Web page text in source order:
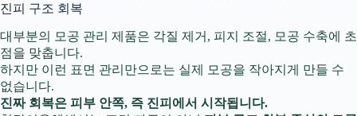
진피 구조 회복
대부분의 모공 관리 제품은 각질 제거, 피지 조절, 모공 수축에 초
점을 맞춥니다.
하지만 이런 표면 관리만으로는 실제 모공을 작아지게 만들 수
없습니다.
진짜 회복은 피부 안쪽, 즉 진피에서 시작됩니다.